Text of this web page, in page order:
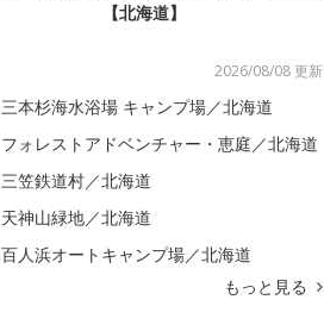
【北海道】
2026/08/08 更新
三本杉海水浴場 キャンプ場／北海道
フォレストアドベンチャー・恵庭／北海道
三笠鉄道村／北海道
天神山緑地／北海道
百人浜オートキャンプ場／北海道
もっと見る